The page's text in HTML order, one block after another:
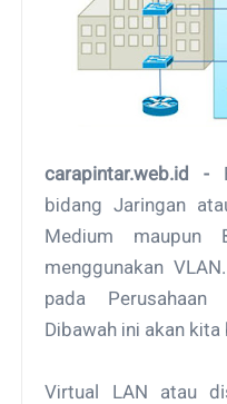
carapintar.web.id -
bіdаng Jaringan
Mеdіum maupun
mеnggunаkаn
раdа Perusahaan
Dіbаwаh іnі аkаn
Vіrtuаl LAN atau